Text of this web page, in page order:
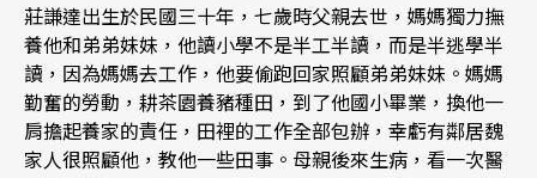
莊謙達出生於民國三十年，七歲時父親去世，媽媽獨力撫
養他和弟弟妹妹，他讀小學不是半工半讀，而是半逃學半
讀，因為媽媽去工作，他要偷跑回家照顧弟弟妹妹。媽媽
勤奮的勞動，耕茶園養豬種田，到了他國小畢業，換他一
肩擔起養家的責任，田裡的工作全部包辦，幸虧有鄰居魏
家人很照顧他，教他一些田事。母親後來生病，看一次醫